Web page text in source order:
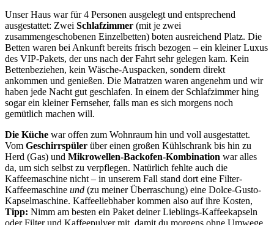
Unser Haus war für 4 Personen ausgelegt und entsprechend
ausgestattet: Zwei Schlafzimmer (mit je zwei
zusammengeschobenen Einzelbetten) boten ausreichend Platz. Die
Betten waren bei Ankunft bereits frisch bezogen – ein kleiner Luxus
des VIP-Pakets, der uns nach der Fahrt sehr gelegen kam. Kein
Bettenbeziehen, kein Wäsche-Auspacken, sondern direkt
ankommen und genießen. Die Matratzen waren angenehm und wir
haben jede Nacht gut geschlafen. In einem der Schlafzimmer hing
sogar ein kleiner Fernseher, falls man es sich morgens noch
gemütlich machen will.
Die Küche war offen zum Wohnraum hin und voll ausgestattet.
Vom Geschirrspüler über einen großen Kühlschrank bis hin zu
Herd (Gas) und Mikrowellen-Backofen-Kombination war alles
da, um sich selbst zu verpflegen. Natürlich fehlte auch die
Kaffeemaschine nicht – in unserem Fall stand dort eine Filter-
Kaffeemaschine und (zu meiner Überraschung) eine Dolce-Gusto-
Kapselmaschine. Kaffeeliebhaber kommen also auf ihre Kosten,
Tipp: Nimm am besten ein Paket deiner Lieblings-Kaffeekapseln